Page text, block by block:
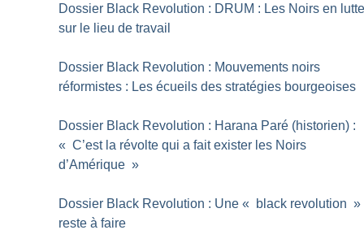
Dossier Black Revolution : DRUM : Les Noirs en
sur le lieu de travail
Dossier Black Revolution : Mouvements noirs
réformistes : Les écueils des stratégies bourgeoises
Dossier Black Revolution : Harana Paré (historien) :
« C’est la révolte qui a fait exister les Noirs
d’Amérique »
Dossier Black Revolution : Une « black revolution »
reste à faire